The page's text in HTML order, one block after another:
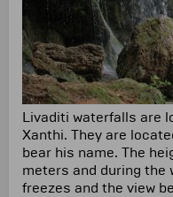
Livaditi waterfalls are
Xanthi. They are
bear his name. The
meters and during the
freezes and the view